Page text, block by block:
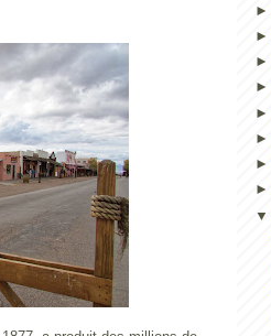
►
►
►
►
►
►
►
►
▼